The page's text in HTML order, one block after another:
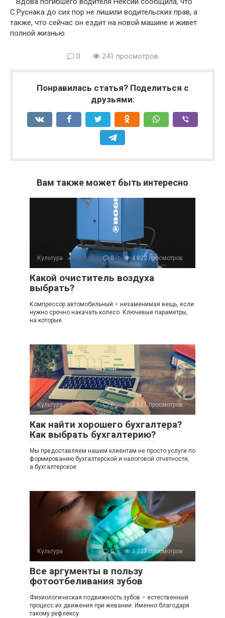
С.Руснака до сих пор не лишили водительских прав, а
также, что сейчас он ездит на новой машине и живет
полной жизнью.
0 241 просмотров
Понравилась статья? Поделиться с
друзьями:
Вам также может быть интересно
Культура 0 4 822 просмотров
Какой очиститель воздуха
выбрать?
Компрессор автомобильный – незаменимая вещь, если
нужно срочно накачать колесо. Ключевые параметры,
на которые
Культура 0 3 521 просмотров
Как найти хорошего бухгалтера?
Как выбрать бухгалтерию?
Мы предоставляем нашим клиентам не просто услуги по
формированию бухгалтерской и налоговой отчетности,
а бухгалтерское
Культура 0 3 227 просмотров
Все аргументы в пользу
фотоотбеливания зубов
Физиологическая подвижность зубов – естественный
процесс их движения при жевании. Именно благодаря
такому рефлексу